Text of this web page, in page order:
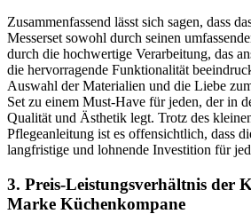
Zusammenfassend lässt sich sagen, dass
Messerset sowohl durch seinen
durch die hochwertige Verarbeitung, das
die hervorragende Funktionalität
Auswahl der Materialien und die Liebe
Set zu einem Must-Have für jeden, der in
Qualität und Ästhetik legt. Trotz des
Pflegeanleitung ist es offensichtlich, dass
langfristige und lohnende Investition für
3. Preis-Leistungsverhältnis der
Marke Küchenkompane